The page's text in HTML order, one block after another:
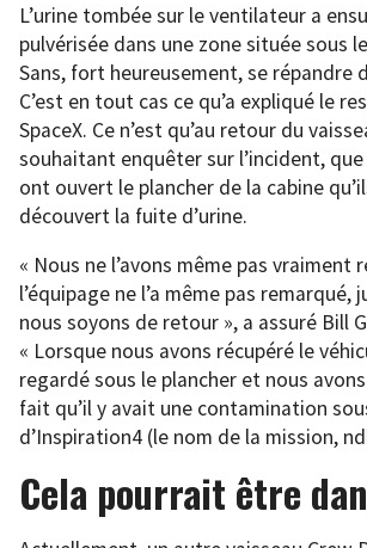
L’urine tombée sur le ventilateur a
pulvérisée dans une zone située sous
Sans, fort heureusement, se répandre
C’est en tout cas ce qu’a expliqué le
SpaceX. Ce n’est qu’au retour du
souhaitant enquêter sur l’incident,
ont ouvert le plancher de la cabine
découvert la fuite d’urine.
« Nous ne l’avons même pas vraiment
l’équipage ne l’a même pas remarqué,
nous soyons de retour », a assuré Bill
« Lorsque nous avons récupéré le
regardé sous le plancher et nous
fait qu’il y avait une contamination
d’Inspiration4 (le nom de la mission,
Cela pourrait être